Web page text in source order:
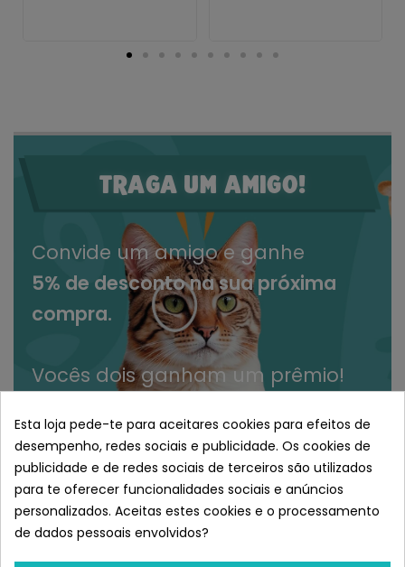
TRAGA UM AMIGO!
Convide um amigo e ganhe
5% de desconto na sua próxima
compra.
Vocês dois ganham um prêmio!
CONVIDE UM AMIGO!
Esta loja pede-te para aceitares cookies para efeitos de
desempenho, redes sociais e publicidade. Os cookies de
publicidade e de redes sociais de terceiros são utilizados
para te oferecer funcionalidades sociais e anúncios
personalizados. Aceitas estes cookies e o processamento
de dados pessoais envolvidos?